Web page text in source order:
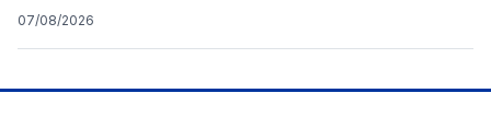
07/08/2026